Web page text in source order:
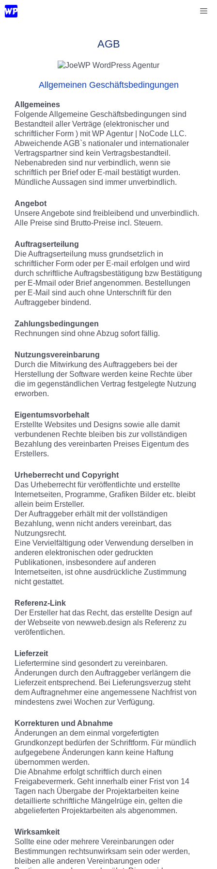
Zum
Inhalt
AGB
Allgemeinen Geschäftsbedingungen
Allgemeines
Folgende Allgemeine Geschäftsbedingungen sind
Bestandteil aller Verträge (elektronischer und
schriftlicher Form ) mit WP Agentur | NoCode LLC.
Abweichende AGB`s nationaler und internationaler
Vertragspartner sind kein Vertragsbestandteil.
Nebenabreden sind nur verbindlich, wenn sie
schriftlich per Brief oder E-mail bestätigt wurden.
Mündliche Aussagen sind immer unverbindlich.
Angebot
Unsere Angebote sind freibleibend und unverbindlich.
Alle Preise sind Brutto-Preise incl. Steuern.
Auftragserteilung
Die Auftragserteilung muss grundsetzlich in
schriftlicher Form oder per E-mail erfolgen und wird
durch schriftliche Auftragsbestätigung bzw Bestätigung
per E-Mmail oder Brief angenommen. Bestellungen
per E-Mail sind auch ohne Unterschrift für den
Auftraggeber bindend.
Zahlungsbedingungen
Rechnungen sind ohne Abzug sofort fällig.
Nutzungsvereinbarung
Durch die Mitwirkung des Auftraggebers bei der
Herstellung der Software werden keine Rechte über
die im gegenständlichen Vertrag festgelegte Nutzung
erworben.
Eigentumsvorbehalt
Erstellte Websites und Designs sowie alle damit
verbundenen Rechte bleiben bis zur vollständigen
Bezahlung des vereinbarten Preises Eigentum des
Erstellers.
Urheberrecht und Copyright
Das Urheberrecht für veröffentlichte und erstellte
Internetseiten, Programme, Grafiken Bilder etc. bleibt
allein beim Ersteller.
Der Auftraggeber erhält mit der vollständigen
Bezahlung, wenn nicht anders vereinbart, das
Nutzungsrecht.
Eine Vervielfältigung oder Verwendung derselben in
anderen elektronischen oder gedruckten
Publikationen, insbesondere auf anderen
Internetseiten, ist ohne ausdrückliche Zustimmung
nicht gestattet.
Referenz-Link
Der Ersteller hat das Recht, das erstellte Design auf
der Webseite von newweb.design als Referenz zu
veröfentlichen.
Lieferzeit
Liefertermine sind gesondert zu vereinbaren.
Änderungen durch den Auftraggeber verlängern die
Lieferzeit entsprechend. Bei Lieferungsverzug steht
dem Auftragnehmer eine angemessene Nachfrist von
mindestens zwei Wochen zur Verfügung.
Korrekturen und Abnahme
Änderungen an dem einmal vorgefertigten
Grundkonzept bedürfen der Schriftform. Für mündlich
aufgegebene Änderungen kann keine Haftung
übernommen werden.
Die Abnahme erfolgt schriftlich durch einen
Freigabevermerk. Geht innerhalb einer Frist von 14
Tagen nach Übergabe der Projektarbeiten keine
detaillierte schriftliche Mängelrüge ein, gelten die
abgelieferten Projektarbeiten als abgenommen.
Wirksamkeit
Sollte eine oder mehrere Vereinbarungen oder
Bestimmungen rechtsunwirksam sein oder werden,
bleiben alle anderen Vereinbarungen oder